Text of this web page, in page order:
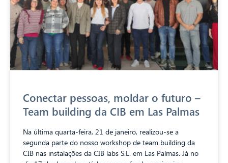
Conectar pessoas, moldar o futuro –
Team building da CIB em Las Palmas
Na última quarta-feira, 21 de janeiro, realizou-se a
segunda parte do nosso workshop de team building da
CIB nas instalações da CIB labs S.L. em Las Palmas. Já no